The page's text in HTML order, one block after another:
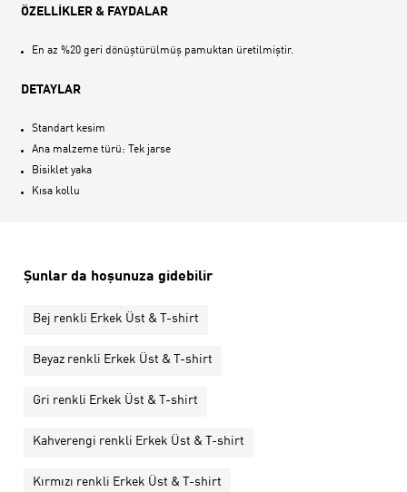
ÖZELLİKLER & FAYDALAR
En az %20 geri dönüştürülmüş pamuktan üretilmiştir.
DETAYLAR
Standart kesim
Ana malzeme türü: Tek jarse
Bisiklet yaka
Kısa kollu
Şunlar da hoşunuza gidebilir
Bej renkli Erkek Üst & T-shirt
Beyaz renkli Erkek Üst & T-shirt
Gri renkli Erkek Üst & T-shirt
Kahverengi renkli Erkek Üst & T-shirt
Kırmızı renkli Erkek Üst & T-shirt